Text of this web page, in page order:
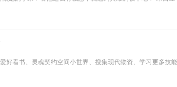
好看书、灵魂契约空间小世界、搜集现代物资、学习更多